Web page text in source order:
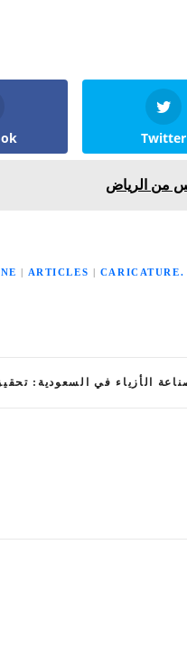
Twitter
من الرياض
| ARTICLES | CARICATURE.